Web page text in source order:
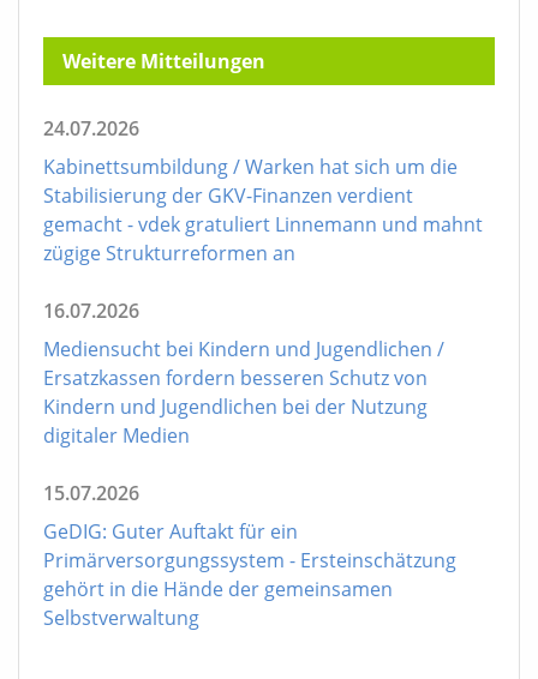
Weitere Mitteilungen
24.07.2026
Kabinettsumbildung / Warken hat sich um die
Stabilisierung der GKV-Finanzen verdient
gemacht - vdek gratuliert Linnemann und mahnt
zügige Strukturreformen an
16.07.2026
Mediensucht bei Kindern und Jugendlichen /
Ersatzkassen fordern besseren Schutz von
Kindern und Jugendlichen bei der Nutzung
digitaler Medien
15.07.2026
GeDIG: Guter Auftakt für ein
Primärversorgungssystem - Ersteinschätzung
gehört in die Hände der gemeinsamen
Selbstverwaltung